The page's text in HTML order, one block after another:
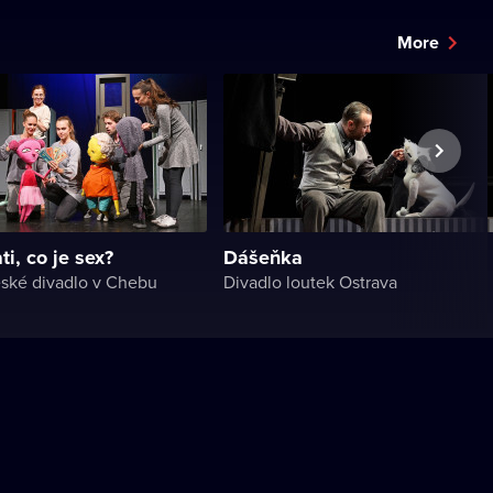
More
co je sex?
divadlo v Chebu
Dášeňka
Divadlo loutek Ostrava